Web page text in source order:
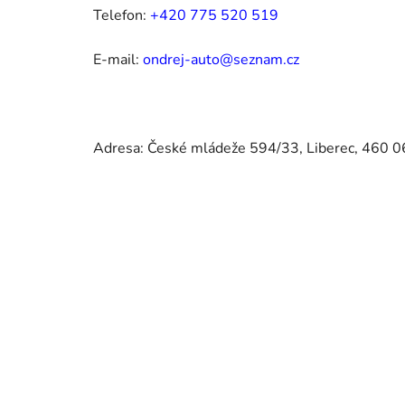
Telefon: +420 775 520 519
E-mail: ondrej-auto@seznam.cz
Adresa: České mládeže 594/33, Liberec, 460